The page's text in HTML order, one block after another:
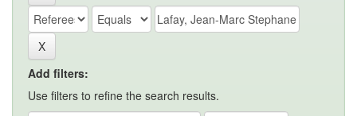
Add filters:
Use filters to refine the search results.